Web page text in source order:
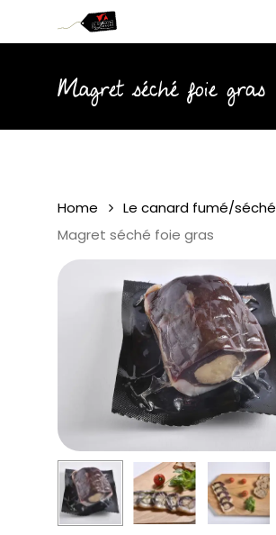
Magret séché foie gras
Home
Le canard fumé/séché
Magret séché foie gras